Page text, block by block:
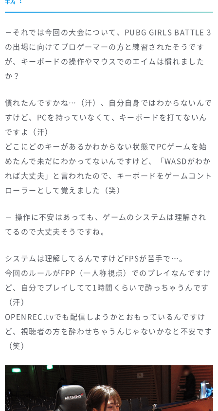
－それでは今回の大会について、PUBG GIRLS BATTLE 3
の出場に向けてプロゲーマーの方と練習されたそうです
が、キーボードの操作やマウスでのエイムは慣れました
か？
慣れたんですかね…（汗）、自分自身ではわからないんで
すけど、PCを持っていなくて、キーボードを打てないん
ですよ（汗）
どこにどのキーがあるかわからない状態でPCゲームを始
めたんで未だにわかってないんですけど、「WASDがわか
れば大丈夫」と言われたので、キーボードをゲームコント
ローラーとして覚えました（笑）
－ 操作に不安はあっても、ゲームのシステムは理解され
てるので大丈夫そうですね。
システムは理解してるんですけどFPSが苦手で…。
今回のルールがFPP（一人称視点）でのプレイなんですけ
ど、自分でプレイしてて1時間くらいで酔っちゃうんです
（汗）
OPENREC.tvでも配信しようかとおもっているんですけ
ど、視聴者の方を酔わせちゃうんじゃないかなと不安です
（笑）